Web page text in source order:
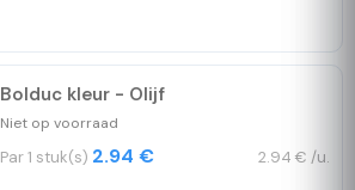
Bolduc kleur - Olijf
Niet op voorraad
Par 1 stuk(s) 2.94 € 2.94 € /u.